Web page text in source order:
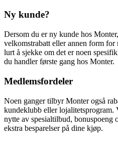
Ny kunde?
Dersom du er ny kunde hos
velkomstrabatt eller annen form
lurt å sjekke om det er noen
du handler første gang hos Monter.
Medlemsfordeler
Noen ganger tilbyr Monter også
kundeklubb eller lojalitetsprogram.
nytte av spesialtilbud, bonuspoeng
ekstra besparelser på dine kjøp.